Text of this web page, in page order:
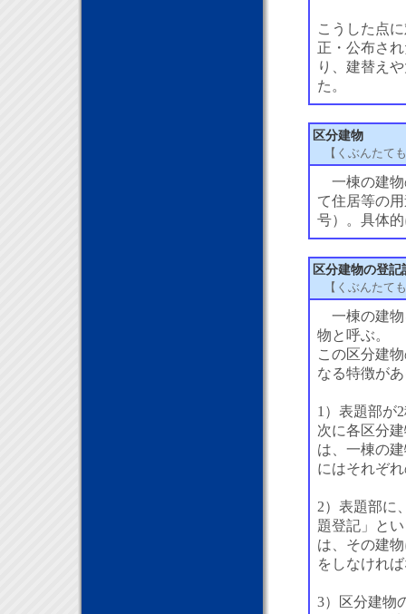
こうした点
正・公布さ
り、建替え
た。
区分建物
【くぶんたて
一棟の建物
て住居等の
号）。具体
区分建物の登記
【くぶんたて
一棟の建物
物と呼ぶ。
この区分建
なる特徴が
1）表題部が
次に各区分
は、一棟の
にはそれぞ
2）表題部に
題登記」と
は、その建
をしなけれ
3）区分建物